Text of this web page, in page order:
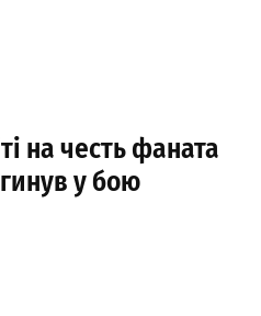
на честь фаната
у бою